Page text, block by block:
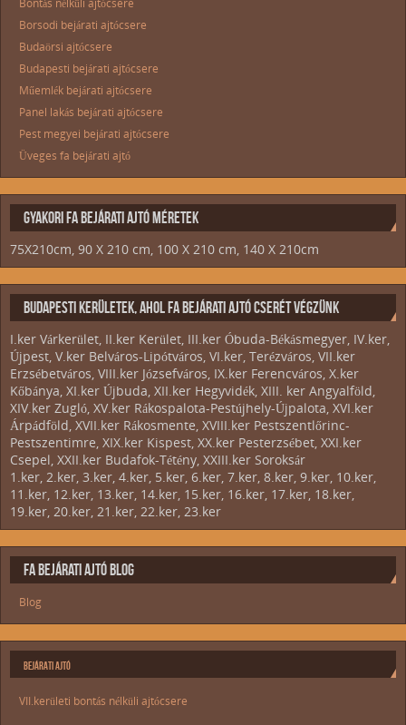
Borsodi bejárati ajtócsere
Budaörsi ajtócsere
Budapesti bejárati ajtócsere
Műemlék bejárati ajtócsere
Panel lakás bejárati ajtócsere
Pest megyei bejárati ajtócsere
Üveges fa bejárati ajtó
GYAKORI FA BEJÁRATI AJTÓ MÉRETEK
75X210cm, 90 X 210 cm, 100 X 210 cm, 140 X 210cm
BUDAPESTI KERÜLETEK, AHOL FA BEJÁRATI AJTÓ CSERÉT VÉGZÜNK
I.ker Várkerület, II.ker Kerület, III.ker Óbuda-Békásmegyer, IV.ker,
Újpest, V.ker Belváros-Lipótváros, VI.ker, Terézváros, VII.ker
Erzsébetváros, VIII.ker Józsefváros, IX.ker Ferencváros, X.ker
Kőbánya, XI.ker Újbuda, XII.ker Hegyvidék, XIII. ker Angyalföld,
XIV.ker Zugló, XV.ker Rákospalota-Pestújhely-Újpalota, XVI.ker
Árpádföld, XVII.ker Rákosmente, XVIII.ker Pestszentlőrinc-
Pestszentimre, XIX.ker Kispest, XX.ker Pesterzsébet, XXI.ker
Csepel, XXII.ker Budafok-Tétény, XXIII.ker Soroksár
1.ker, 2.ker, 3.ker, 4.ker, 5.ker, 6.ker, 7.ker, 8.ker, 9.ker, 10.ker,
11.ker, 12.ker, 13.ker, 14.ker, 15.ker, 16.ker, 17.ker, 18.ker,
19.ker, 20.ker, 21.ker, 22.ker, 23.ker
FA BEJÁRATI AJTÓ BLOG
Blog
BEJÁRATI AJTÓ
VII.kerületi bontás nélküli ajtócsere